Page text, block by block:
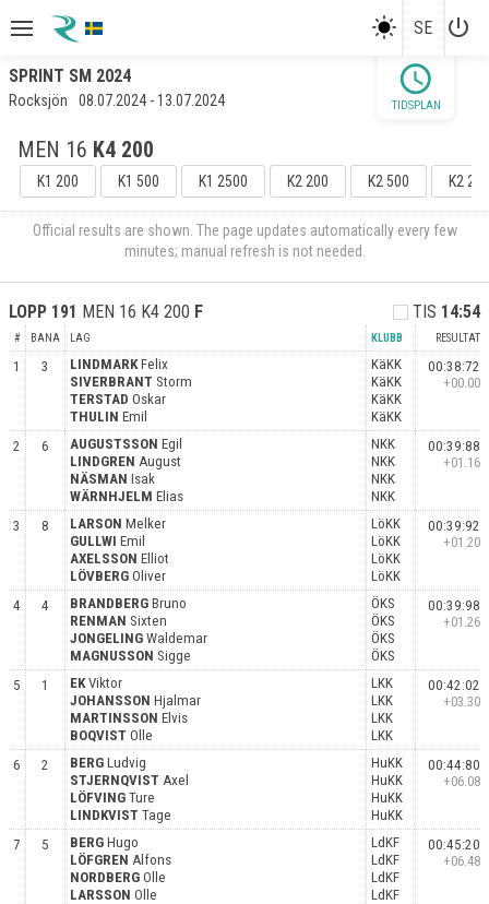
SE power_settings_new
SPRINT SM 2024
Rocksjön 08.07.2024 - 13.07.2024
MEN 16 K4 200
K1 200 K1 500 K1 2500 K2 200 K2 500 K2
schedule
TIDSPLAN
Official results are shown. The page updates automatically every few
minutes; manual refresh is not needed.
LOPP 191 MEN 16 K4 200 F TIS 14:54
# BANA LAG KLUBB RESULTAT
1 3 LINDMARK Felix
SIVERBRANT Storm
TERSTAD Oskar
THULIN Emil
KäKK
KäKK
KäKK
KäKK
00:38:72
+00.00
2 6 AUGUSTSSON Egil
LINDGREN August
NÄSMAN Isak
WÄRNHJELM Elias
NKK
NKK
NKK
NKK
00:39:88
+01.16
3 8 LARSON Melker
GULLWI Emil
AXELSSON Elliot
LÖVBERG Oliver
LöKK
LöKK
LöKK
LöKK
00:39:92
+01.20
4 4 BRANDBERG Bruno
RENMAN Sixten
JONGELING Waldemar
MAGNUSSON Sigge
ÖKS
ÖKS
ÖKS
ÖKS
00:39:98
+01.26
5 1 EK Viktor
JOHANSSON Hjalmar
MARTINSSON Elvis
BOQVIST Olle
LKK
LKK
LKK
LKK
00:42:02
+03.30
6 2 BERG Ludvig
STJERNQVIST Axel
LÖFVING Ture
LINDKVIST Tage
HuKK
HuKK
HuKK
HuKK
00:44:80
+06.08
7 5 BERG Hugo
LÖFGREN Alfons
NORDBERG Olle
LARSSON Olle
LdKF
LdKF
LdKF
LdKF
00:45:20
+06.48